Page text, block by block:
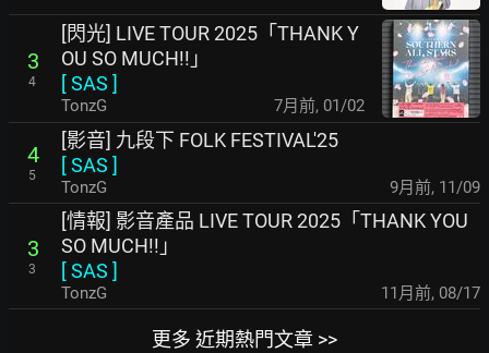
3
4
[閃光] LIVE TOUR 2025「THANK Y
OU SO MUCH!!」
[SAS ]
TonzG 7月前, 01/02
4
5
[影音] 九段下 FOLK FESTIVAL'25
[SAS ]
TonzG 9月前, 11/09
3
3
[情報] 影音產品 LIVE TOUR 2025「THANK YOU
SO MUCH!!」
[SAS ]
TonzG 11月前, 08/17
更多 近期熱門文章 >>